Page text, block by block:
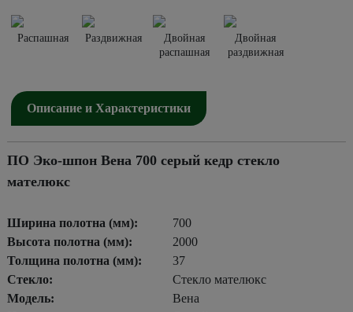
Распашная Раздвижная
Двойная
распашная
Двойная
раздвижная
Описание и Характеристики
ПО Эко-шпон Вена 700 серый кедр стекло
мателюкс
Ширина полотна (мм):
700
Высота полотна (мм):
2000
Толщина полотна (мм):
37
Стекло:
Стекло мателюкс
Модель:
Вена